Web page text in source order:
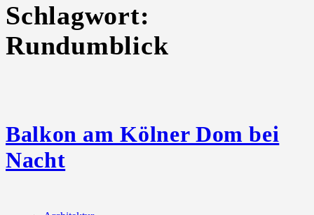
Schlagwort:
Rundumblick
Balkon am Kölner Dom bei
Nacht